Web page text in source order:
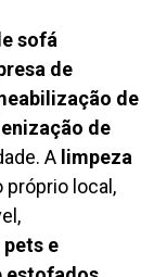
sofá
de
de
de
A limpeza
próprio local,
e